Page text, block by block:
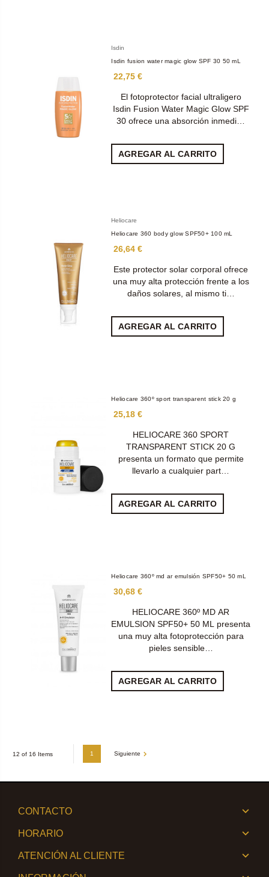
Isdin
Isdin fusion water magic glow SPF 30 50 mL
22,75 €
El fotoprotector facial ultraligero
Isdin Fusion Water Magic Glow SPF
30 ofrece una absorción inmedi…
AGREGAR AL CARRITO
Heliocare
Heliocare 360 body glow SPF50+ 100 mL
26,64 €
Este protector solar corporal ofrece
una muy alta protección frente a los
daños solares, al mismo ti…
AGREGAR AL CARRITO
Heliocare 360º sport transparent stick 20 g
25,18 €
HELIOCARE 360 SPORT
TRANSPARENT STICK 20 G
presenta un formato que permite
llevarlo a cualquier part…
AGREGAR AL CARRITO
Heliocare 360º md ar emulsión SPF50+ 50 mL
30,68 €
HELIOCARE 360º MD AR
EMULSION SPF50+ 50 ML presenta
una muy alta fotoprotección para
pieles sensible…
AGREGAR AL CARRITO
12 of 16 Items 1 Siguiente
CONTACTO
HORARIO
ATENCIÓN AL CLIENTE